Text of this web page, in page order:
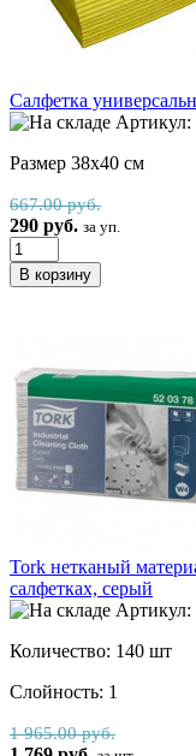
Салфетка
Артикул:
Размер 38х40 см
667.00 руб.
290 руб. за уп.
Tork нетканый
салфетках, серый
Артикул:
Количество: 140 шт
Слойность: 1
1 965.00 руб.